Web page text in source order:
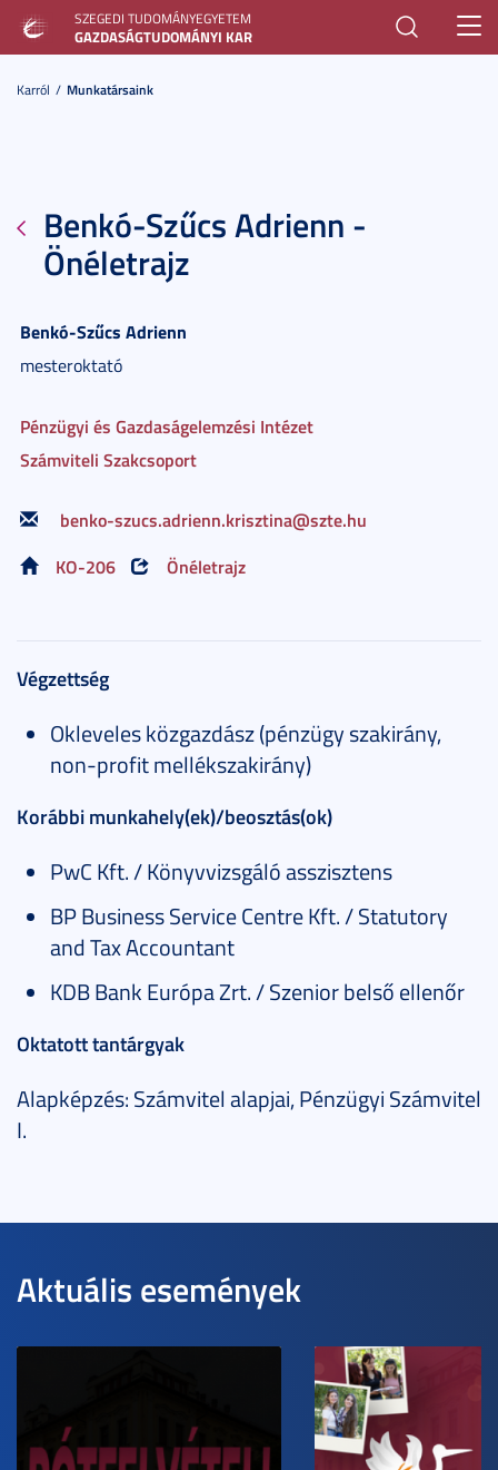
SZEGEDI TUDOMÁNYEGYETEM
GAZDASÁGTUDOMÁNYI KAR
Karról Munkatársaink
Benkó-Szűcs Adrienn -
Önéletrajz
Benkó-Szűcs Adrienn
mesteroktató
Pénzügyi és Gazdaságelemzési Intézet
Számviteli Szakcsoport
benko-szucs.adrienn.krisztina@szte.hu
KO-206
Önéletrajz
Végzettség
Okleveles közgazdász (pénzügy szakirány,
non-profit mellékszakirány)
Korábbi munkahely(ek)/beosztás(ok)
PwC Kft. / Könyvvizsgáló asszisztens
BP Business Service Centre Kft. / Statutory
and Tax Accountant
KDB Bank Európa Zrt. / Szenior belső ellenőr
Oktatott tantárgyak
Alapképzés: Számvitel alapjai, Pénzügyi Számvitel
I.
Aktuális események